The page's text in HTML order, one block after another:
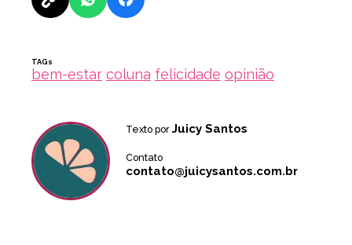
TAGs
bem-estar coluna felicidade opinião
Texto por Juicy Santos
Contato
contato@juicysantos.com.br